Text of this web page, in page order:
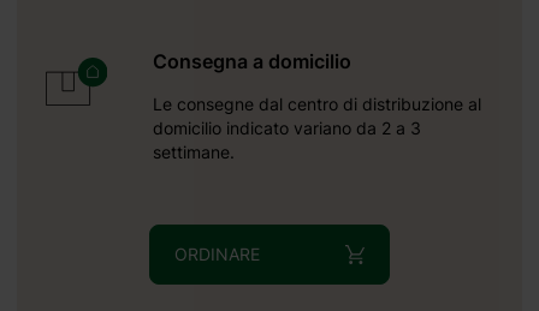
Consegna a domicilio
Le consegne dal centro di distribuzione al
domicilio indicato variano da 2 a 3
settimane.
ORDINARE